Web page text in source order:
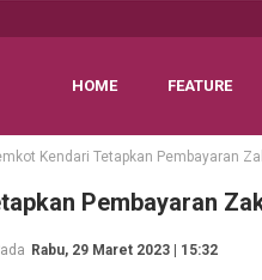
HOME FEATURE
Kendari Tetapkan Pembayaran
Pembayaran
Rabu, 29 Maret 2023 | 15:32